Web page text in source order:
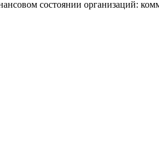
состоянии организаций: